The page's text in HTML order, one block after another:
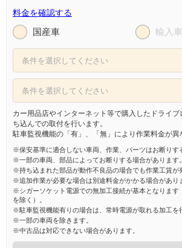
料金を確認する
国産車 輸入車
カー用品店やインターネット等で購入したドライ
ち込んでの取付を行います。
駐車監視機能の「有」、「無」により作業料金が異
※保安基準に適合しない車両、作業、パーツはお断りす
※一部の車両、部品によってお断りする場合があります。
※持ち込まれた部品が動作不良品の場合でも作業工賃が
※追加作業が必要な場合は別途料金がかかる場合があり
※シガーソケット電源での無加工接続が基本となります
を除く）。
※駐車監視機能有りの場合は、常時電源が取れる加工を
※一部の車両を除きます。
※中古品は対応できない場合があります。